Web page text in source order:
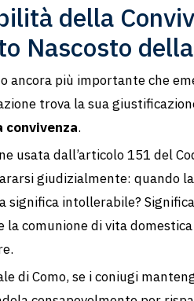
della
Nascosto
ancora più importante che
trova la sua
.
usata dall’articolo 151 del
giudizialmente: quando
significa intollerabile?
la comunione di vita
di Como, se i coniugi